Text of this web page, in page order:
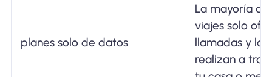
planes solo de datos
La mayoría
viajes solo
llamadas y los
realizan a